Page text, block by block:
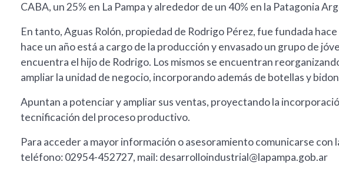
CABA, un 25% en La Pampa y alrededor de un 40% en la Patagonia
En tanto, Aguas Rolón, propiedad de Rodrigo Pérez, fue fundada
hace un año está a cargo de la producción y envasado un grupo de
encuentra el hijo de Rodrigo. Los mismos se encuentran
ampliar la unidad de negocio, incorporando además de botellas y
Apuntan a potenciar y ampliar sus ventas, proyectando la
tecnificación del proceso productivo.
Para acceder a mayor información o asesoramiento comunicarse
teléfono: 02954-452727, mail:desarrolloindustrial@lapampa.gob.ar